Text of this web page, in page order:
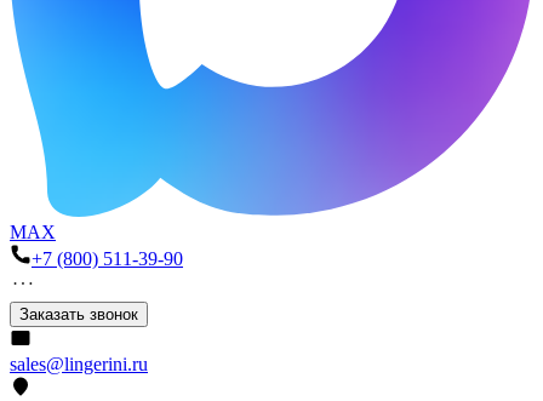
MAX
+7 (800) 511-39-90
Заказать звонок
sales@lingerini.ru